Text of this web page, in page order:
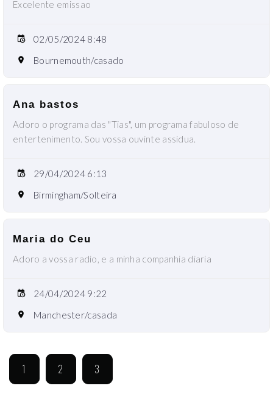
Excelente emissao
02/05/2024 8:48
Bournemouth/casado
Ana bastos
Adoro o programa das "Tias", um programa fabuloso de
entertenimento. Sou vossa ouvinte assidua.
29/04/2024 6:13
Birmingham/Solteira
Maria do Ceu
Adoro a vossa radio, e a minha companhia diaria
24/04/2024 9:22
Manchester/casada
1 2 3